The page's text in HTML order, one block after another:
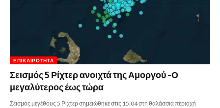
ΕΠΙΚΑΙΡΌΤΗΤΑ
Σεισμός 5 Ρίχτερ ανοιχτά της Αμοργού -Ο
μεγαλύτερος έως τώρα
Σεισμός μεγέθους 5 Ρίχτερ σημειώθηκε στις 15:04 στη θαλάσσια περιοχή